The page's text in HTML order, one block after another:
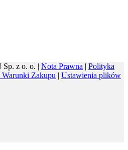
z o. o. | Nota Prawna | Polityka
Zakupu | Ustawienia plików